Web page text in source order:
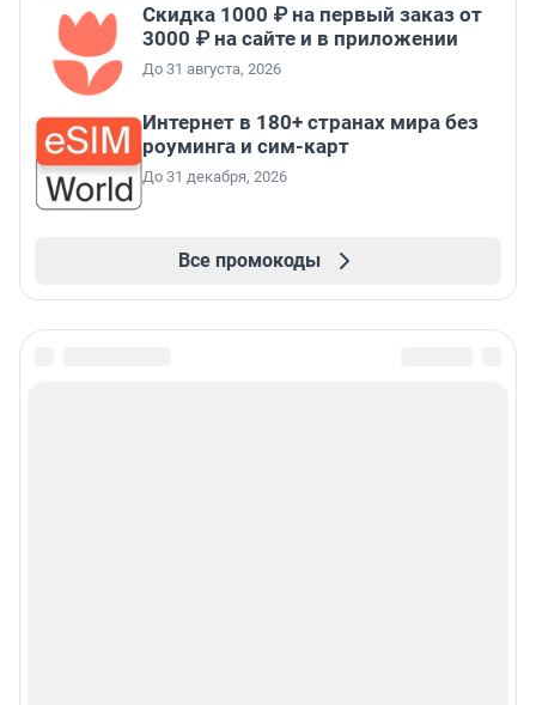
Скидка 1000 ₽ на первый заказ от
3000 ₽ на сайте и в приложении
До 31 августа, 2026
Интернет в 180+ странах мира без
роуминга и сим-карт
До 31 декабря, 2026
Все промокоды